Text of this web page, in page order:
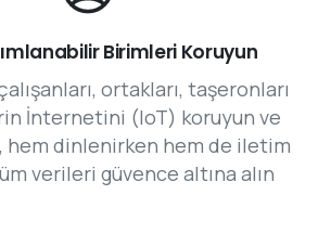
Birimleri Koruyun
ortakları, taşeronları
İnternetini (IoT) koruyun ve
dinlenirken hem de iletim
verileri güvence altına alın